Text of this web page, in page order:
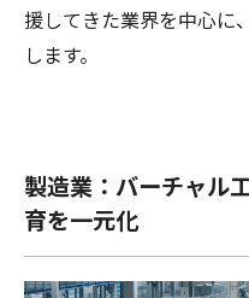
援してきた業界を中心に
します。
製造業：バーチャル
育を一元化